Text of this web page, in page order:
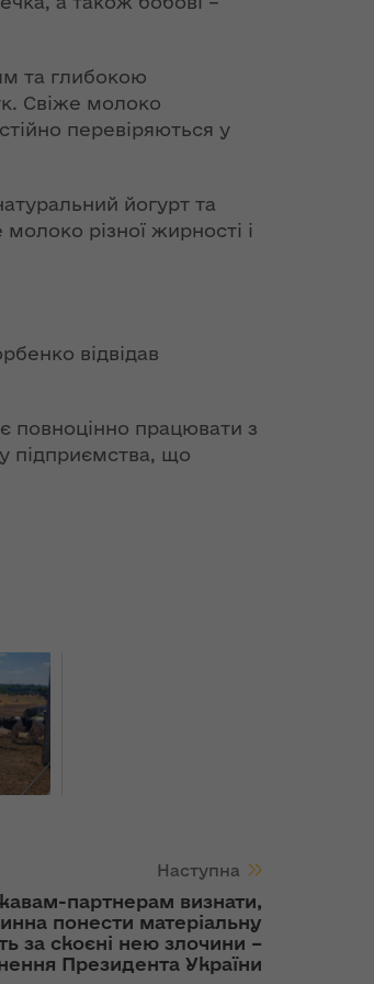
та глибокою
Свіже молоко
перевіряються у
йогурт та
різної жирності і
відвідав
повноцінно працювати з
підприємства, що
Наступна
партнерам визнати,
понести матеріальну
за скоєні нею злочини –
Президента України